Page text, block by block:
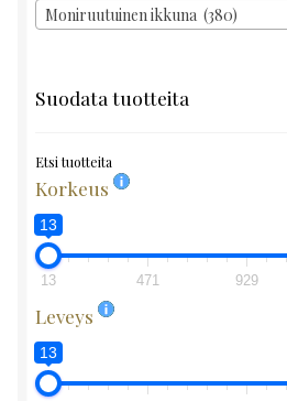
Moniruutuinen ikkuna (380)
Suodata tuotteita
Etsi tuotteita
Korkeus
13
13 471 929
Leveys
13